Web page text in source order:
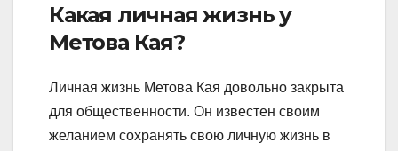
Какая личная жизнь у
Метова Кая?
Личная жизнь Метова Кая довольно закрыта
для общественности. Он известен своим
желанием сохранять свою личную жизнь в